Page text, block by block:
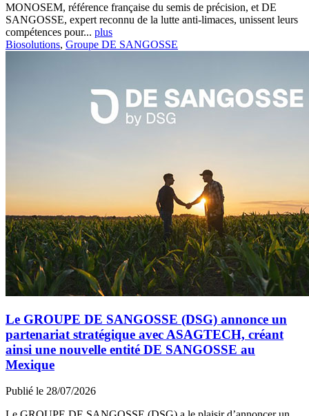
MONOSEM, référence française du semis de précision, et DE
SANGOSSE, expert reconnu de la lutte anti-limaces, unissent leurs
compétences pour... plus
Biosolutions, Groupe DE SANGOSSE
Le GROUPE DE SANGOSSE (DSG) annonce un
partenariat stratégique avec ASAGTECH, créant
ainsi une nouvelle entité DE SANGOSSE au
Mexique
Publié le 28/07/2026